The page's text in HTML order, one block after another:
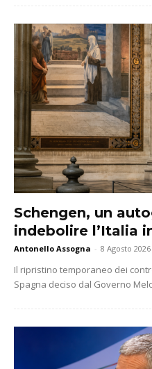
Schengen, un
indebolire l’Italia
Antonello Assogna - 8 Agosto 2026
Il ripristino temporaneo dei
Spagna deciso dal Governo